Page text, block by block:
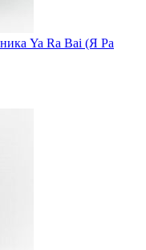
Ya Ra Bai (Я Ра